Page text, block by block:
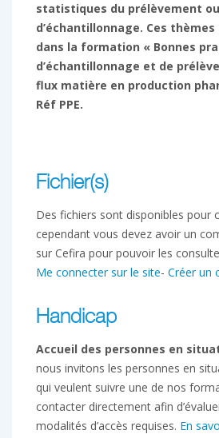
statistiques du prélèvement
d’échantillonnage. Ces
dans la formation « Bonnes
d’échantillonnage et de
flux matière en production
Réf PPE.
Fichier(s)
Des fichiers sont disponibles pour
cependant vous devez avoir un
sur Cefira pour pouvoir les
Me connecter sur le site- Créer un
Handicap
Accueil des personnes en
nous invitons les personnes en
qui veulent suivre une de nos
contacter directement afin
modalités d’accès requises. En